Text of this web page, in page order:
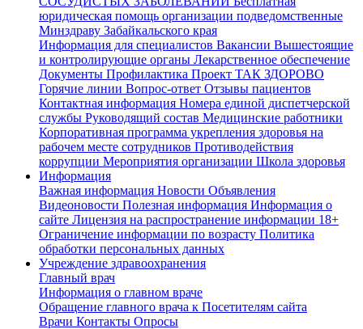
юридическая помощь организации подведомственные
Минздраву Забайкальского края
Информация для специалистов Вакансии Вышестоящие
и контролирующие органы Лекарственное обеспечение
Документы Профилактика Проект ТАК ЗДОРОВО
Горячие линии Вопрос-ответ Отзывы пациентов
Контактная информация Номера единой диспетчерской
службы Руководящий состав Медицинские работники
Корпоративная программа укрепления здоровья на
рабочем месте сотрудников Противодействия
коррупции Мероприятия организации Школа здоровья
Информация
Важная информация Новости Объявления
Видеоновости Полезная информация Информация о
сайте Лицензия на распространение информации 18+
Ограничение информации по возрасту Политика
обработки персональных данных
Учреждение здравоохранения
Главный врач
Информация о главном враче
Обращение главного врача к Посетителям сайта
Врачи Контакты Опросы